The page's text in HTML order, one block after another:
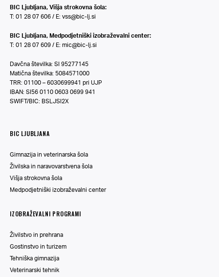
BIC Ljubljana, Višja strokovna šola:
T: 01 28 07 606 / E: vss@bic-lj.si
BIC Ljubljana, Medpodjetniški izobraževalni center:
T: 01 28 07 609 / E: mic@bic-lj.si
Davčna številka: SI 95277145
Matična številka: 5084571000
TRR: 01100 – 6030699941 pri UJP
IBAN: SI56 0110 0603 0699 941
SWIFT/BIC: BSLJSI2X
BIC LJUBLJANA
Gimnazija in veterinarska šola
Živilska in naravovarstvena šola
Višja strokovna šola
Medpodjetniški izobraževalni center
IZOBRAŽEVALNI PROGRAMI
Živilstvo in prehrana
Gostinstvo in turizem
Tehniška gimnazija
Veterinarski tehnik